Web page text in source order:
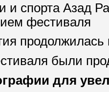
спорта Азад
фестиваля
продолжилась
были
для